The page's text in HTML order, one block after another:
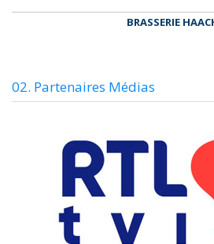
BRASSERIE
02. Partenaires Médias